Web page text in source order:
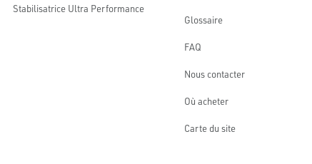
Stabilisatrice Ultra Performance
Glossaire
FAQ
Nous contacter
Où acheter
Carte du site